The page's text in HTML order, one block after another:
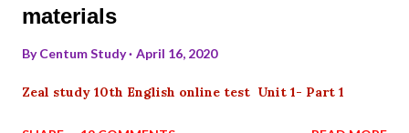
materials
ByCentum Study April 16, 2020
Zeal study 10th English online test Unit 1- Part 1